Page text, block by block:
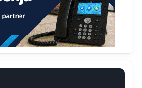
unijelo opravdan strah, posebno kada
osobe, osobe sa slabijim vidom ili
јуче 12:24
corava kutija za IZBORE a danas su